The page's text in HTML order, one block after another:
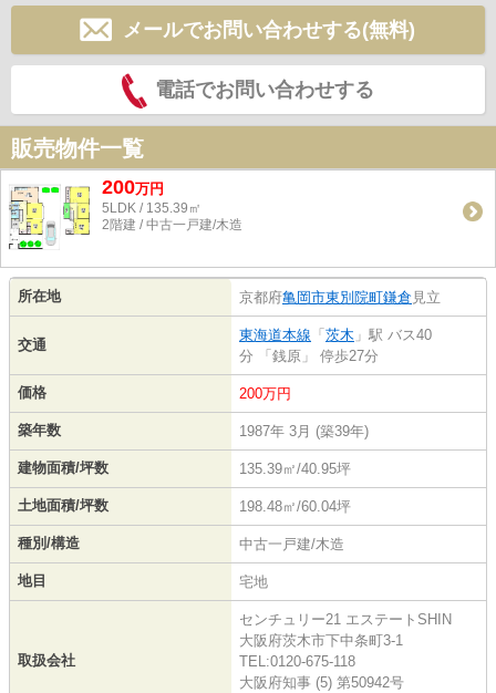
メールでお問い合わせする(無料)
電話でお問い合わせする
販売物件一覧
200万円
5LDK / 135.39㎡
2階建 / 中古一戸建/木造
所在地 京都府亀岡市東別院町鎌倉見立
交通
東海道本線 「 茨木 」駅 バス40
分 「銭原」 停歩27分
価格 200万円
築年数 1987年 3月 (築39年)
建物面積/坪数 135.39㎡/40.95坪
土地面積/坪数 198.48㎡/60.04坪
種別/構造 中古一戸建/木造
地目 宅地
取扱会社
センチュリー21 エステートSHIN
大阪府茨木市下中条町3-1
TEL:0120-675-118
大阪府知事 (5) 第50942号